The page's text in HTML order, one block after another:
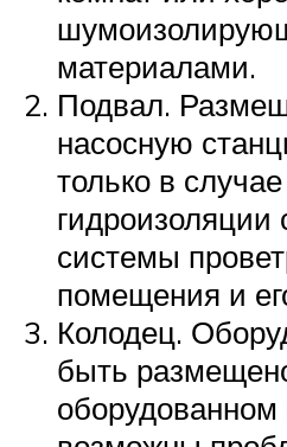
материалами.
Подвал.
насосную
только в
гидроизоляции
системы
помещения и
Колодец.
быть
оборудованном